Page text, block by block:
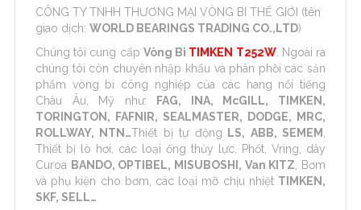
CÔNG TY TNHH THƯƠNG MẠI VÒNG BI THẾ GIỚI (tên
giao dịch: WORLD BEARINGS TRADING CO.,LTD)
Chúng tôi cung cấp Vòng Bi TIMKEN T252W. Ngoài ra
chúng tôi còn chuyên nhập khẩu và phân phồi các sản
phẩm vòng bi công nghiệp của các hang nổi tiếng
Châu Âu, Mỹ như:
FAG, INA, McGILL, TIMKEN,
TORINGTON, FAFNIR, SEALMASTER, DODGE, MRC,
ROLLWAY, NTN…Thiết bị tự động LS, ABB, SEMEM
Thiết bị lò hơi, các loại ống thủy lực, Phốt, Vring, dây
Curoa BANDO, OPTIBEL, MISUBOSHI, Van KITZ , Bơm
và phụ kiện cho bơm, các loại mỡ chịu nhiệt TIMKEN,
SKF, SELL…